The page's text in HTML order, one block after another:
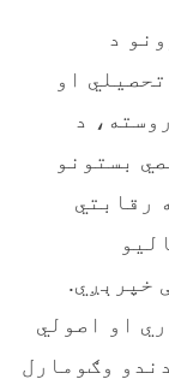
د
او
د
او تخصصي بستونو
څخه رقابتي
خپرېږي.
او اصولي
وګومارل